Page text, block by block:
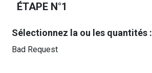
ÉTAPE N°1
Sélectionnez la ou les quantités :
Bad Request